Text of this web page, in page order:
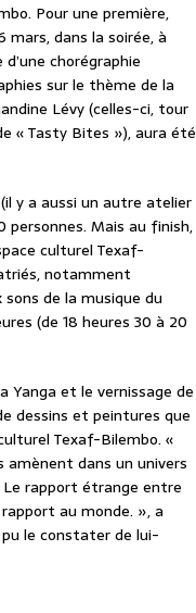
Pour une première,
mars, dans la soirée, à
chorégraphie
sur le thème de la
Lévy (celles-ci, tour
« Tasty Bites »), aura été
y a aussi un autre atelier
Mais au finish,
culturel Texaf-
notamment
de la musique du
(de 18 heures 30 à 20
Yanga et le vernissage de
dessins et peintures que
Texaf-Bilembo. «
amènent dans un univers
Le rapport étrange entre
au monde. », a
le constater de lui-